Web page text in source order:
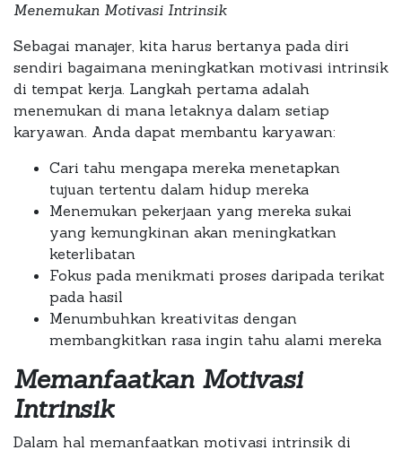
Menemukan Motivasi Intrinsik
Sebagai manajer, kita harus bertanya pada diri
sendiri bagaimana meningkatkan motivasi intrinsik
di tempat kerja. Langkah pertama adalah
menemukan di mana letaknya dalam setiap
karyawan. Anda dapat membantu karyawan:
Cari tahu mengapa mereka menetapkan
tujuan tertentu dalam hidup mereka
Menemukan pekerjaan yang mereka sukai
yang kemungkinan akan meningkatkan
keterlibatan
Fokus pada menikmati proses daripada terikat
pada hasil
Menumbuhkan kreativitas dengan
membangkitkan rasa ingin tahu alami mereka
Memanfaatkan Motivasi
Intrinsik
Dalam hal memanfaatkan motivasi intrinsik di